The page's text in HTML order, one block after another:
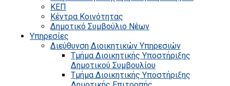
ΚΕΠ
Κέντρα Κοινότητας
Δημοτικό Συμβούλιο Νέων
Υπηρεσίες
Διεύθυνση Διοικητικών Υπηρεσιών
Τμήμα Διοικητικής Υποστήριξης
Δημοτικού Συμβουλίου
Τμήμα Διοικητικής Υποστήριξης